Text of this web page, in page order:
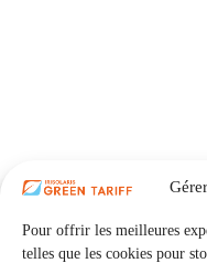
Pour offrir les meilleures
telles que les cookies pour